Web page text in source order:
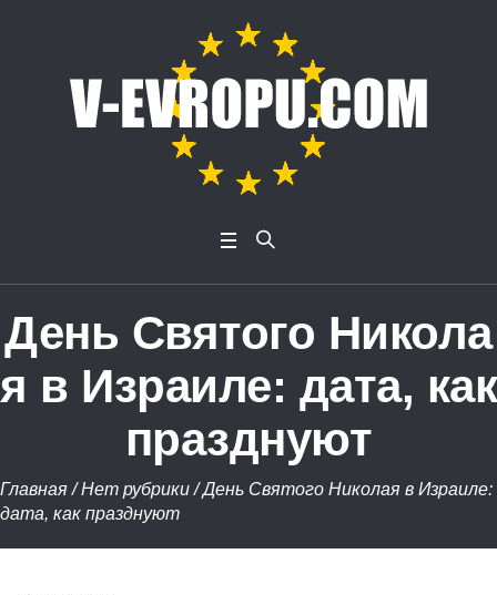
День Святого Никола
я в Израиле: дата, как
празднуют
Главная /Нет рубрики /День Святого Николая в Израиле:
дата, как празднуют